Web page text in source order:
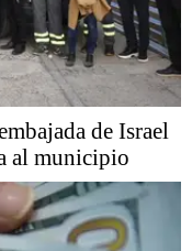
de Israel
al municipio